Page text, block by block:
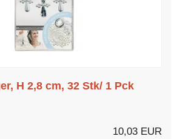
H 2,8 cm, 32 Stk/ 1 Pck
10,03 EUR